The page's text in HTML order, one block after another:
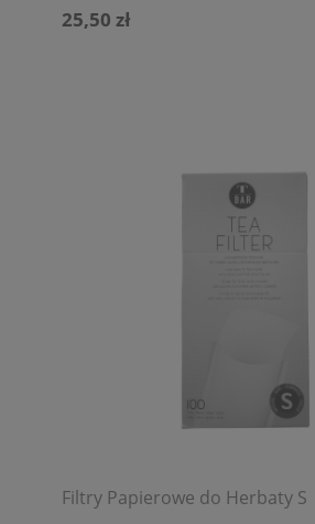
25,50 zł
Filtry Papierowe do Herbaty S